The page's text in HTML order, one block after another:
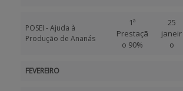
POSEI - Ajuda à
Produção de Ananás
1ª
Prestaçã
o 90%
25
janeir
o
FEVEREIRO